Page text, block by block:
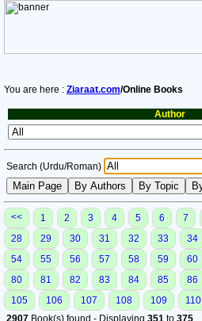
You are here : Ziaraat.com/Online Books
Author
Search (Urdu/Roman)
<< 1 2 3 4 5 6 7
28
29 30 31 32 33 34
54
55 56 57 58 59 60
80
81 82 83 84 85 86
105
106 107 108 109 110
2907 Book(s) found - Displaying 351 to 375